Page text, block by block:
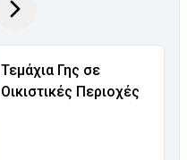
Τεμάχια Γης σε
Οικιστικές Περιοχές